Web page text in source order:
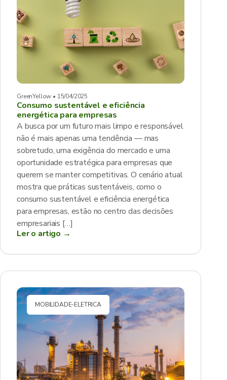
GreenYellow • 15/04/2025
Consumo sustentável e eficiência
energética para empresas
A busca por um futuro mais limpo e responsável
não é mais apenas uma tendência — mas
sobretudo, uma exigência do mercado e uma
oportunidade estratégica para empresas que
querem se manter competitivas. O cenário atual
mostra que práticas sustentáveis, como o
consumo sustentável e eficiência energética
para empresas, estão no centro das decisões
empresariais […]
Ler o artigo →
MOBILIDADE-ELETRICA